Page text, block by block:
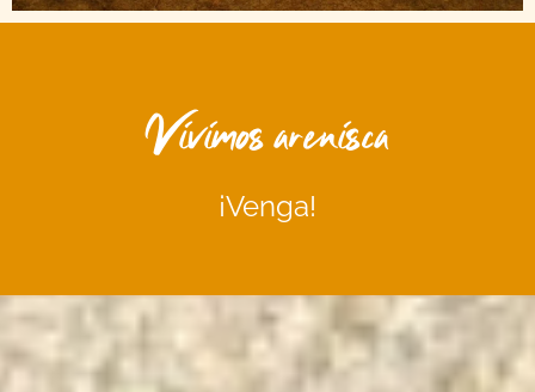
Vivimos arenisca
¡Venga!